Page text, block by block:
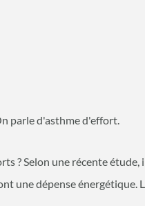
parle d'asthme d'effort.
? Selon une récente étude,
une dépense énergétique.